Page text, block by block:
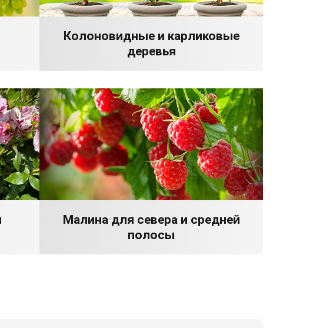
Колоновидные и карликовые
деревья
Малина для севера и средней
полосы